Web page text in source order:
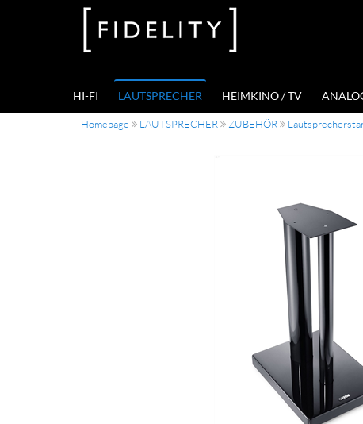
HI-FI LAUTSPRECHER HEIMKINO / TV
Homepage LAUTSPRECHER ZUBEHÖR